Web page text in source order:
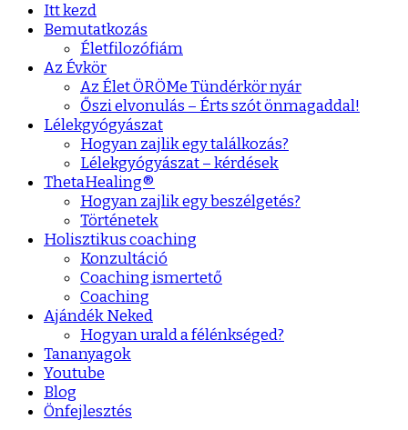
Itt kezd
Bemutatkozás
Életfilozófiám
Az Évkör
Az Élet ÖRÖMe Tündérkör nyár
Őszi elvonulás – Érts szót önmagaddal!
Lélekgyógyászat
Hogyan zajlik egy találkozás?
Lélekgyógyászat – kérdések
ThetaHealing®
Hogyan zajlik egy beszélgetés?
Történetek
Holisztikus coaching
Konzultáció
Coaching ismertető
Coaching
Ajándék Neked
Hogyan urald a félénkséged?
Tananyagok
Youtube
Blog
Önfejlesztés